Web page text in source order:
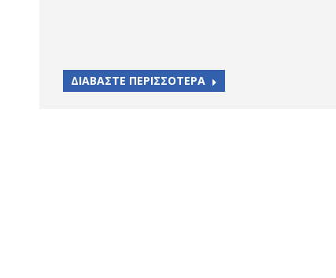
ΔΙΑΒΑΣΤΕ ΠΕΡΙΣΣΟΤΕΡΑ